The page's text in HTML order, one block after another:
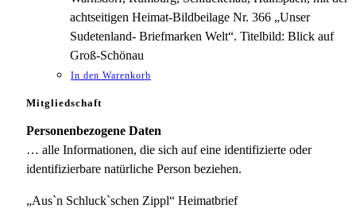
achtseitigen Heimat-Bildbeilage Nr. 366 „Unser
Sudetenland- Briefmarken Welt“. Titelbild: Blick auf
Groß-Schönau
In den Warenkorb
Mitgliedschaft
Personenbezogene Daten
… alle Informationen, die sich auf eine identifizierte oder
identifizierbare natürliche Person beziehen.
„Aus`n Schluck`schen Zippl“ Heimatbrief